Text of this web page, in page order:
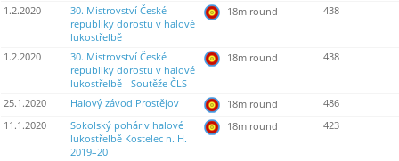
1.2.2020
30. Mistrovství České
republiky dorostu v halové
lukostřelbě
18m round 438
1.2.2020
30. Mistrovství České
republiky dorostu v halové
lukostřelbě - Soutěže ČLS
18m round 438
25.1.2020 Halový závod Prostějov 18m round
486
11.1.2020
Sokolský pohár v halové
lukostřelbě Kostelec n. H.
2019–20
18m round 423